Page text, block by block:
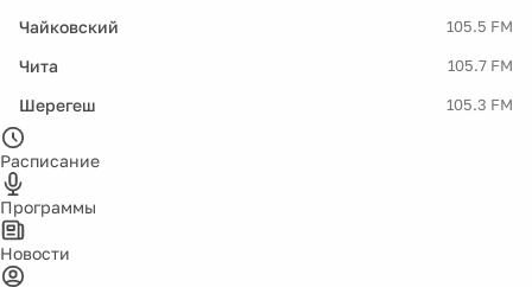
Чайковский 105.5 FM
Чита 105.7 FM
Шерегеш 105.3 FM
Расписание
Программы
Новости